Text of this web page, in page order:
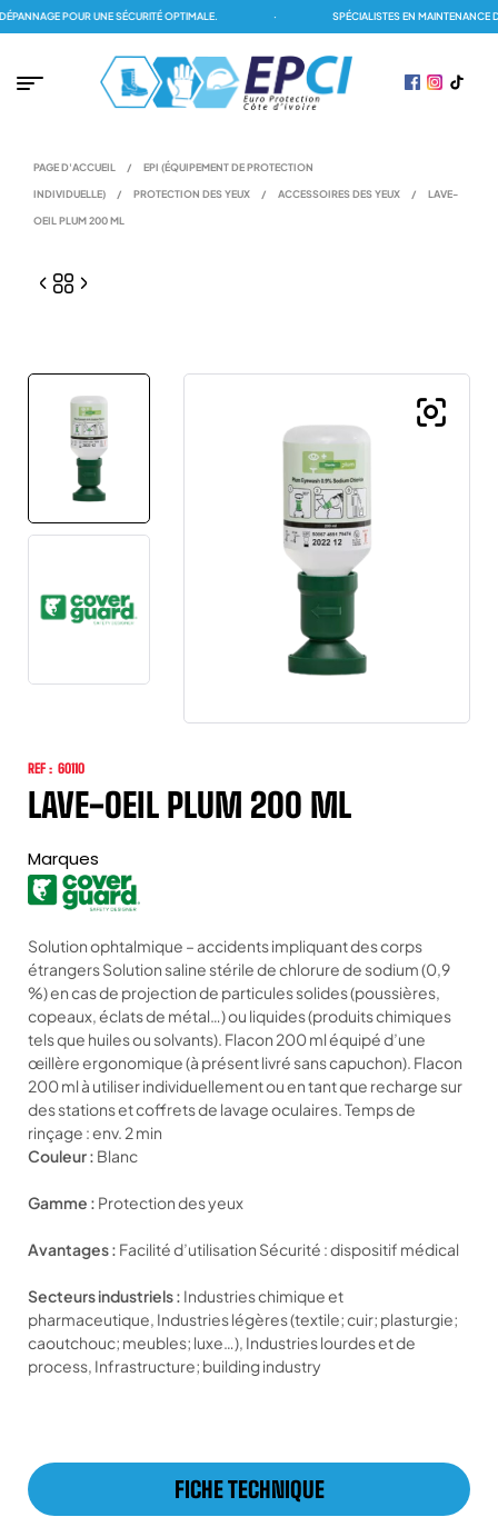
POUR UNE SÉCURITÉ OPTIMALE. SPÉCIALISTES EN MAINTENANCE
PAGE D'ACCUEIL / EPI (ÉQUIPEMENT DE PROTECTION
INDIVIDUELLE) / PROTECTION DES YEUX / ACCESSOIRES DES YEUX / LAVE-
OEIL PLUM 200 ML
REF : 60110
LAVE-OEIL PLUM 200 ML
Marques
Solution ophtalmique – accidents impliquant des corps
étrangers Solution saline stérile de chlorure de sodium (0,9
%) en cas de projection de particules solides (poussières,
copeaux, éclats de métal…) ou liquides (produits chimiques
tels que huiles ou solvants). Flacon 200 ml équipé d’une
œillère ergonomique (à présent livré sans capuchon). Flacon
200 ml à utiliser individuellement ou en tant que recharge sur
des stations et coffrets de lavage oculaires. Temps de
rinçage : env. 2 min
Couleur : Blanc
Gamme : Protection des yeux
Avantages : Facilité d’utilisation Sécurité : dispositif médical
Secteurs industriels : Industries chimique et
pharmaceutique, Industries légères (textile; cuir; plasturgie;
caoutchouc; meubles; luxe…), Industries lourdes et de
process, Infrastructure; building industry
FICHE TECHNIQUE